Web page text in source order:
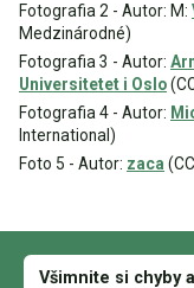
Fotografia 2 - Autor: M:
Medzinárodné)
Fotografia 3 - Autor:
Universitetet i Oslo
Fotografia 4 - Autor:
International)
Foto 5 - Autor: zaca